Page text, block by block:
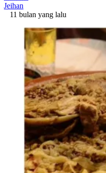
Jeihan
11 bulan yang lalu